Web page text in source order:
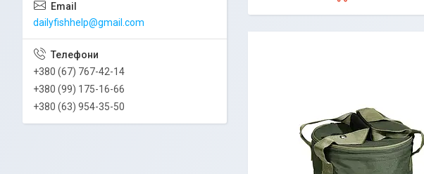
dailyfishhelp@gmail.com
+380 (67) 767-42-14
+380 (99) 175-16-66
+380 (63) 954-35-50